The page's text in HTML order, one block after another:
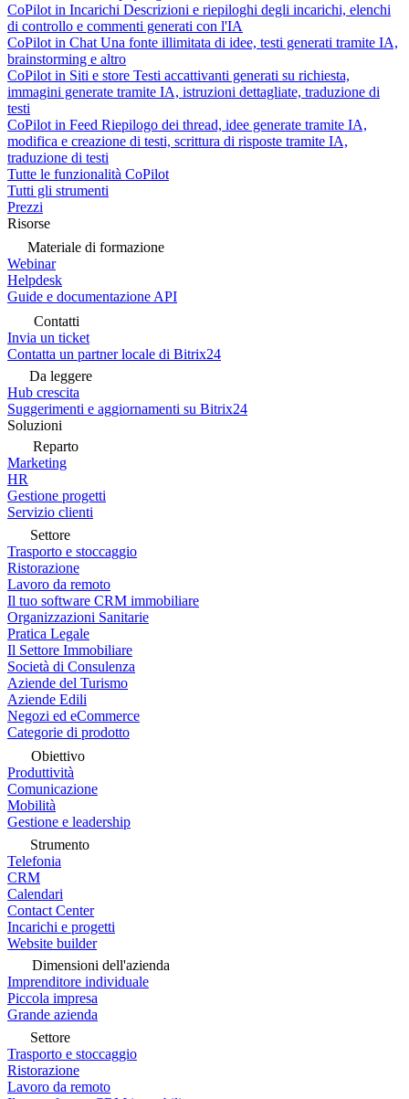
CoPilot in Incarichi Descrizioni e riepiloghi degli incarichi, elenchi
di controllo e commenti generati con l'IA
CoPilot in Chat Una fonte illimitata di idee, testi generati tramite IA,
brainstorming e altro
CoPilot in Siti e store Testi accattivanti generati su richiesta,
immagini generate tramite IA, istruzioni dettagliate, traduzione di
testi
CoPilot in Feed Riepilogo dei thread, idee generate tramite IA,
modifica e creazione di testi, scrittura di risposte tramite IA,
traduzione di testi
Tutte le funzionalità CoPilot
Tutti gli strumenti
Prezzi
Risorse
Materiale di formazione
Webinar
Helpdesk
Guide e documentazione API
Contatti
Invia un ticket
Contatta un partner locale di Bitrix24
Da leggere
Hub crescita
Suggerimenti e aggiornamenti su Bitrix24
Soluzioni
Reparto
Marketing
HR
Gestione progetti
Servizio clienti
Settore
Trasporto e stoccaggio
Ristorazione
Lavoro da remoto
Il tuo software CRM immobiliare
Organizzazioni Sanitarie
Pratica Legale
Il Settore Immobiliare
Società di Consulenza
Aziende del Turismo
Aziende Edili
Negozi ed eCommerce
Categorie di prodotto
Obiettivo
Produttività
Comunicazione
Mobilità
Gestione e leadership
Strumento
Telefonia
CRM
Calendari
Contact Center
Incarichi e progetti
Website builder
Dimensioni dell'azienda
Imprenditore individuale
Piccola impresa
Grande azienda
Settore
Trasporto e stoccaggio
Ristorazione
Lavoro da remoto